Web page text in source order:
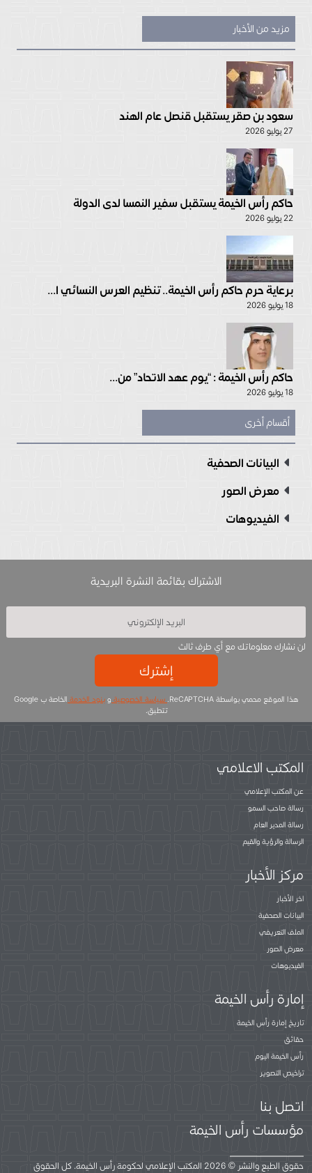
مزيد من الأخبار
سعود بن صقر يستقبل قنصل عام الهند
27 يوليو 2026
حاكم رأس الخيمة يستقبل سفير النمسا لدى الدولة
22 يوليو 2026
برعاية حرم حاكم رأس الخيمة.. تنظيم العرس النسائي ا...
18 يوليو 2026
حاكم رأس الخيمة : “يوم عهد الاتحاد” من...
18 يوليو 2026
أقسام أخرى
البيانات الصحفية
معرض الصور
الفيديوهات
الاشتراك بقائمة النشرة البريدية
لن نشارك معلوماتك مع أي طرف ثالث
إشترك
هذا الموقع محمي بواسطة ReCAPTCHA. سياسة الخصوصية وبنود الخدمة
الخاصة ب Google
تتطبق.
المكتب الاعلامي
عن المكتب الإعلامي
رسالة صاحب السمو
رسالة المدير العام
الرسالة والرؤية والقيم
مركز الأخبار
اخر الأخبار
البيانات الصحفية
الملف التعريفي
معرض الصور
الفيديوهات
إمارة رأس الخيمة
تاريخ إمارة رأس الخيمة
حقائق
رأس الخيمة اليوم
تراخيص التصوير
اتصل بنا
مؤسسات رأس الخيمة
حقوق الطبع والنشر © 2026 المكتب الإعلامي لحكومة رأس الخيمة. كل الحقوق